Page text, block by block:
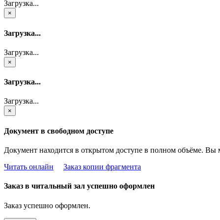
Загрузка...
×
Загрузка...
Загрузка...
×
Загрузка...
Загрузка...
×
Документ в свободном доступе
Документ находится в открытом доступе в полном объёме.
Читать онлайн
Заказ копии фрагмента
Заказ в читальный зал успешно оформлен
Заказ успешно оформлен.